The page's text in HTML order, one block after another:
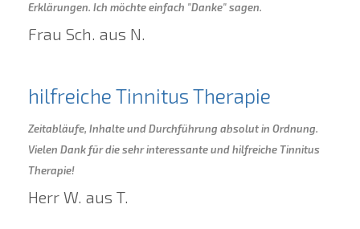
Erklärungen. Ich möchte einfach "Danke" sagen.
Frau Sch. aus N.
hilfreiche Tinnitus Therapie
Zeitabläufe, Inhalte und Durchführung absolut in Ordnung.
Vielen Dank für die sehr interessante und hilfreiche Tinnitus
Therapie!
Herr W. aus T.